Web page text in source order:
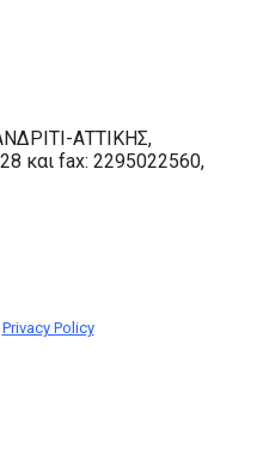
ΑΤΤΙΚΗΣ,
και fax: 2295022560,
Privacy Policy